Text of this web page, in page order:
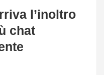
l’inoltro
chat